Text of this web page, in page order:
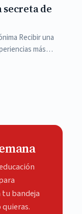
secreta de
Recibir una
más…
bandeja